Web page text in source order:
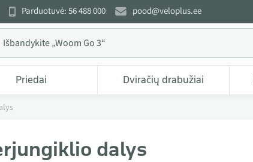
Parduotuvė: 56 488 000 pood@veloplus.ee
Priedai Dviračių drabužiai
dalys